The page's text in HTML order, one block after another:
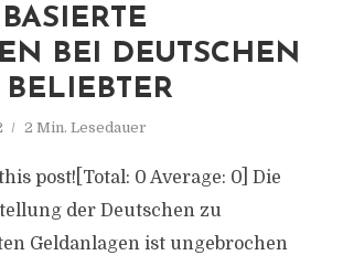
BEI DEUTSCHEN
2 Min. Lesedauer
post![Total: 0 Average: 0] Die
der Deutschen zu
Geldanlagen ist ungebrochen